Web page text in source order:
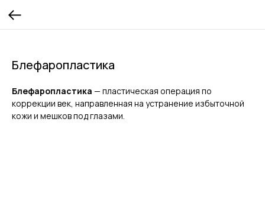
Блефаропластика
Блефаропластика — пластическая операция по
коррекции век, направленная на устранение избыточной
кожи и мешков под глазами.